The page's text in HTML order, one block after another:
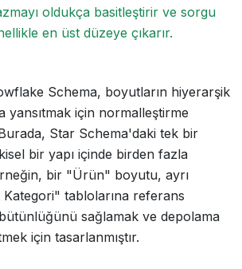
oldukça basitleştirir ve sorgu
en üst düzeye çıkarır.
Schema, boyutların hiyerarşik
yansıtmak için normalleştirme
Star Schema'daki tek bir
bir yapı içinde birden fazla
bir "Ürün" boyutu, ayrı
tablolarına referans
sağlamak ve depolama
için tasarlanmıştır.